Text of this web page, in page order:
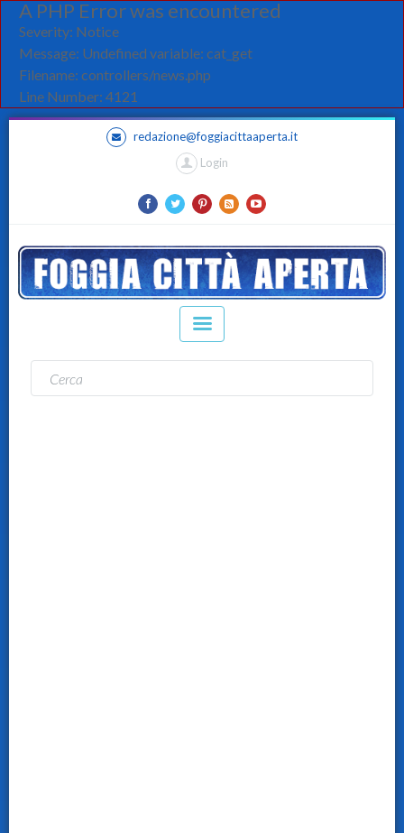
A PHP Error was encountered
Severity: Notice
Message: Undefined variable: cat_get
Filename: controllers/news.php
Line Number: 4121
redazione@foggiacittaaperta.it
Login